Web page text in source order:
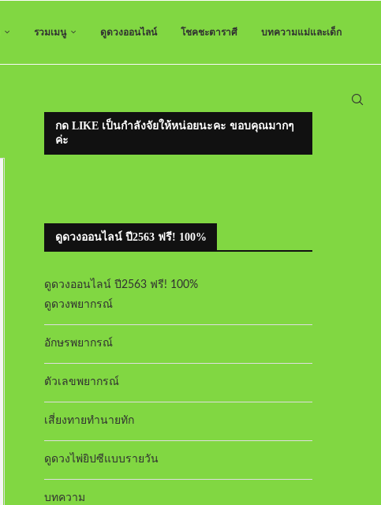
รวมเมนู ดูดวงออนไลน์ โชคชะตาราศี บทความแม่และเด็ก
กด LIKE เป็นกำลังจัยให้หน่อยนะคะ ขอบคุณมากๆ
ค่ะ
ดูดวงออนไลน์ ปี2563 ฟรี! 100%
ดูดวงออนไลน์ ปี2563 ฟรี! 100%
ดูดวงพยากรณ์
อักษรพยากรณ์
ตัวเลขพยากรณ์
เสี่ยงทายทำนายทัก
ดูดวงไพ่ยิปซีแบบรายวัน
บทความ